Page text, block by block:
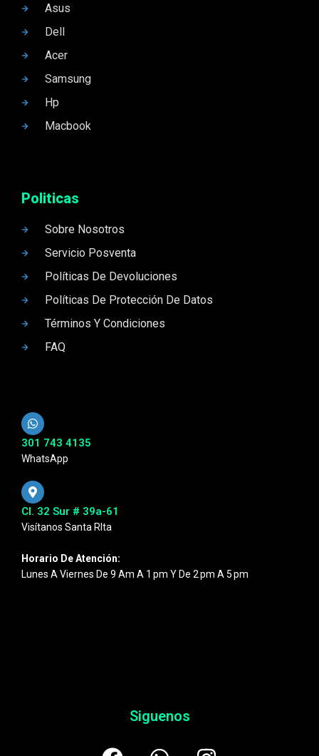
Asus
Dell
Acer
Samsung
Hp
Macbook
Politicas
Sobre Nosotros
Servicio Posventa
Políticas De Devoluciones
Políticas De Protección De Datos
Términos Y Condiciones
FAQ
301 743 4135
WhatsApp
Cl. 32 Sur # 39a-61
Visítanos Santa RIta
Horario De Atención:
Lunes A Viernes De 9 Am A 1 Pm Y De 2 Pm A 5 Pm
Siguenos